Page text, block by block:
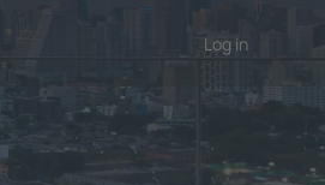
Log in